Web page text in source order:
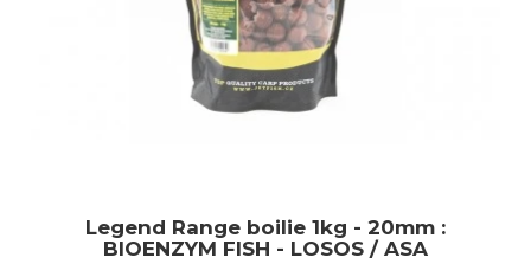
Legend Range boilie 1kg - 20mm :
BIOENZYM FISH - LOSOS / ASA